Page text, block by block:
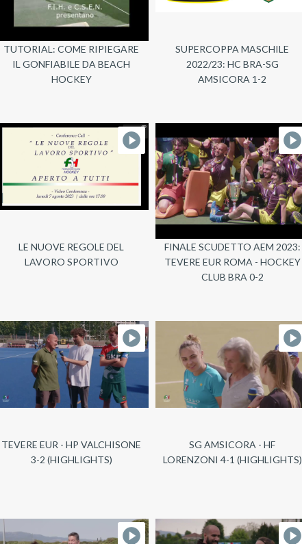
TUTORIAL: COME RIPIEGARE
IL GONFIABILE DA BEACH
HOCKEY
SUPERCOPPA MASCHILE
2022/23: HC BRA-SG
AMSICORA 1-2
LE NUOVE REGOLE DEL
LAVORO SPORTIVO
FINALE SCUDETTO AEM 2023:
TEVERE EUR ROMA - HOCKEY
CLUB BRA 0-2
TEVERE EUR - HP VALCHISONE
3-2 (HIGHLIGHTS)
SG AMSICORA - HF
LORENZONI 4-1 (HIGHLIGHTS)